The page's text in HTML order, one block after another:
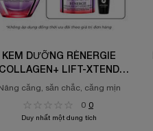
KEM DƯỠNG RÉNERGIE
COLLAGEN+ LIFT-XTEND
CREAM
Nâng căng, săn chắc, căng mịn
0 0
Duy nhất một dung tích